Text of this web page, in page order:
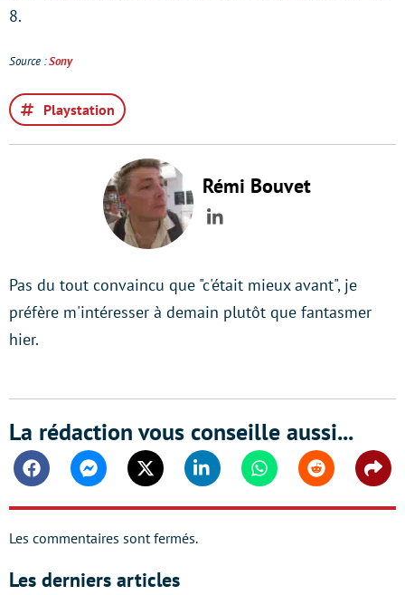
8.
Source :Sony
Playstation
Rémi Bouvet
LinkedIn
Pas du tout convaincu que "c'était mieux avant", je
préfère m'intéresser à demain plutôt que fantasmer
hier.
La rédaction vous conseille aussi...
FacebookMessengerTwitter Linkedin WhatsappReddit
Les commentaires sont fermés.
Les derniers articles